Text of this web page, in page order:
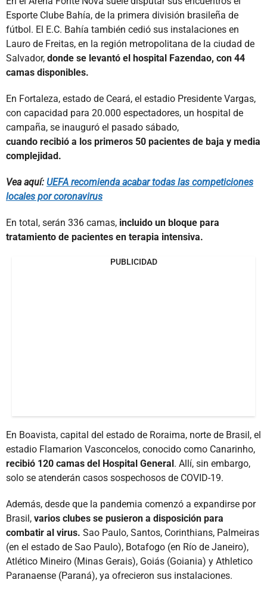
Esporte Clube Bahía, de la primera división brasileña de
fútbol. El E.C. Bahía también cedió sus instalaciones en
Lauro de Freitas, en la región metropolitana de la ciudad de
Salvador, donde se levantó el hospital Fazendao, con 44
camas disponibles.
En Fortaleza, estado de Ceará, el estadio Presidente Vargas,
con capacidad para 20.000 espectadores, un hospital de
campaña, se inauguró el pasado sábado,
cuando recibió a los primeros 50 pacientes de baja y media
complejidad.
Vea aquí: UEFA recomienda acabar todas las competiciones
locales por coronavirus
En total, serán 336 camas, incluido un bloque para
tratamiento de pacientes en terapia intensiva.
PUBLICIDAD
En Boavista, capital del estado de Roraima, norte de Brasil, el
estadio Flamarion Vasconcelos, conocido como Canarinho,
recibió 120 camas del Hospital General. Allí, sin embargo,
solo se atenderán casos sospechosos de COVID-19.
Además, desde que la pandemia comenzó a expandirse por
Brasil, varios clubes se pusieron a disposición para
combatir al virus. Sao Paulo, Santos, Corinthians, Palmeiras
(en el estado de Sao Paulo), Botafogo (en Río de Janeiro),
Atlético Mineiro (Minas Gerais), Goiás (Goiania) y Athletico
Paranaense (Paraná), ya ofrecieron sus instalaciones.